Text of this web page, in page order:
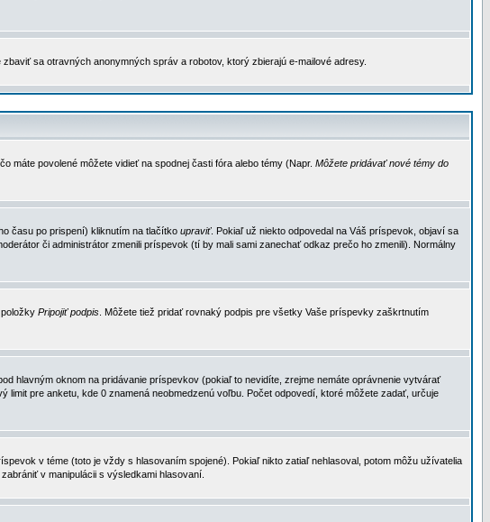
sa otravných anonymných správ a robotov, ktorý zbierajú e-mailové adresy.
máte povolené môžete vidieť na spodnej časti fóra alebo témy (Napr. Môžete pridávať nové témy do
času po prispení) kliknutím na tlačítko upraviť. Pokiaľ už niekto odpovedal na Váš príspevok, objaví sa
či administrátor zmenili príspevok (tí by mali sami zanechať odkaz prečo ho zmenili). Normálny
Pripojiť podpis . Môžete tiež pridať rovnaký podpis pre všetky Vaše príspevky zaškrtnutím
hlavným oknom na pridávanie príspevkov (pokiaľ to nevidíte, zrejme nemáte oprávnenie vytvárať
limit pre anketu, kde 0 znamená neobmedzenú voľbu. Počet odpovedí, ktoré môžete zadať, určuje
v téme (toto je vždy s hlasovaním spojené). Pokiaľ nikto zatiaľ nehlasoval, potom môžu užívatelia
v manipulácii s výsledkami hlasovaní.